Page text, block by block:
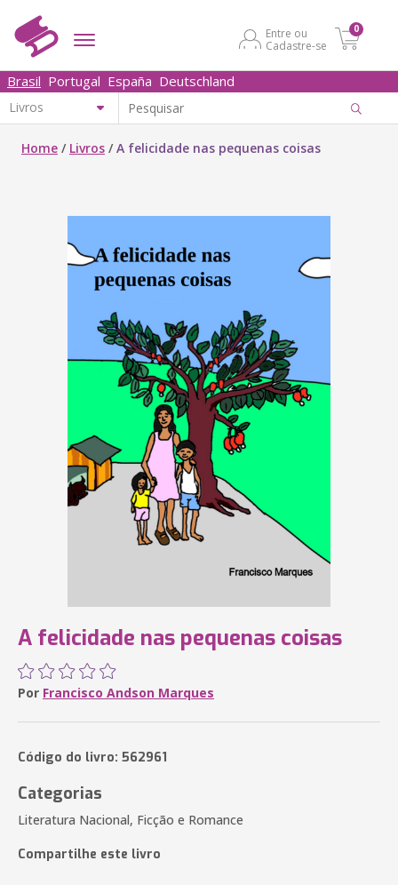
Entre ou
Cadastre-se
0
Brasil Portugal España Deutschland
Home / Livros /A felicidade nas pequenas coisas
A felicidade nas pequenas coisas
Por Francisco Andson Marques
Código do livro: 562961
Categorias
Literatura Nacional, Ficção e Romance
Compartilhe este livro